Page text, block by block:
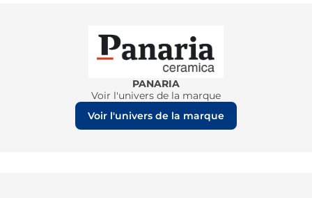
PANARIA
Voir l'univers de la marque
Voir l'univers de la marque